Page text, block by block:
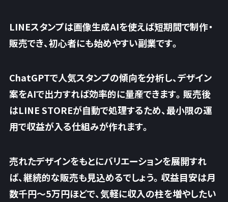
LINEスタンプは画像生成AIを使えば短期間で制作・
販売でき、初心者にも始めやすい副業です。
ChatGPTで人気スタンプの傾向を分析し、デザイン
案をAIで出力すれば効率的に量産できます。販売後
はLINE STOREが自動で処理するため、最小限の運
用で収益が入る仕組みが作れます。
売れたデザインをもとにバリエーションを展開すれ
ば、継続的な販売も見込めるでしょう。収益目安は月
数千円〜5万円ほどで、気軽に収入の柱を増やしたい